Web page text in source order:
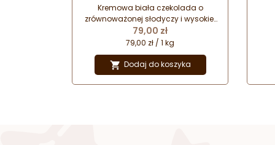
776
Kremowa biała czekolada o
zrównoważonej słodyczy i wysokiej
płynności. Idealna do powlekania
draży i glazurowania wyrobów
cukierniczych. Biała czekolada
łatwo łączy się z barwnikami
spożywczymi rozpuszczalnymi w
tłuszczu, co pozwala na tworzenie
Cena
79,00 zł
79,00 zł / 1 kg
 Dodaj do koszyka